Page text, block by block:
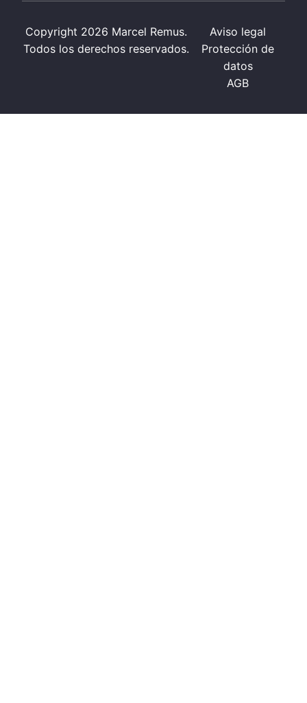
Copyright 2026 Marcel Remus.
Todos los derechos reservados.
Aviso legal
Protección de
datos
AGB